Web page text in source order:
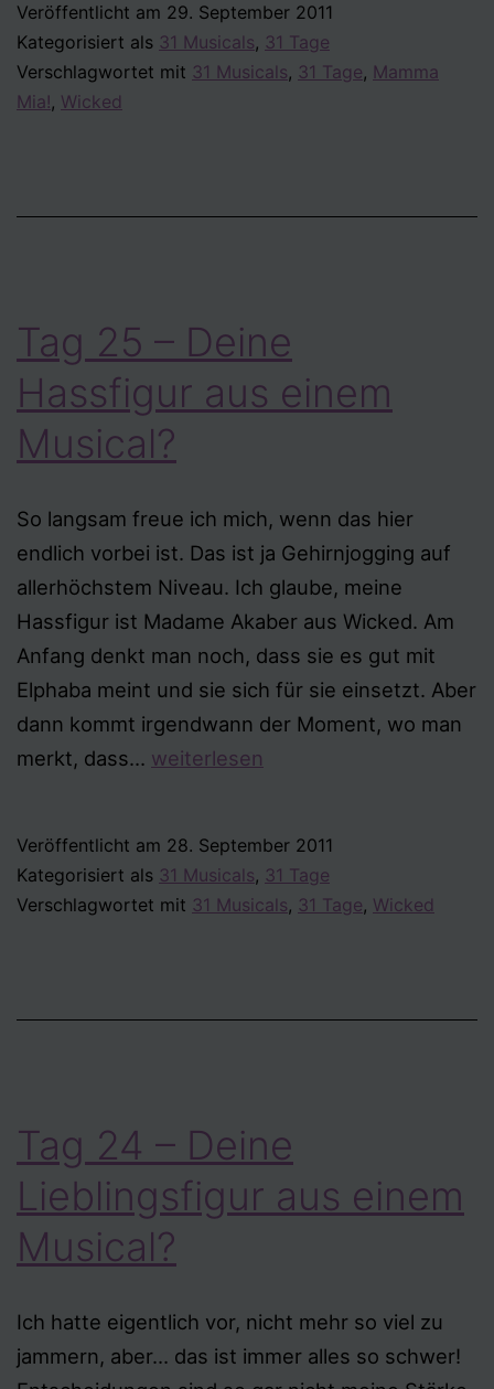
welchem
Veröffentlicht am 29. September 2011
Kategorisiert als 31 Musicals, 31 Tage
Verschlagwortet mit 31 Musicals, 31 Tage, Mamma
Mia!, Wicked
Tag 25 – Deine
Hassfigur aus einem
Musical?
So langsam freue ich mich, wenn das hier
endlich vorbei ist. Das ist ja Gehirnjogging auf
allerhöchstem Niveau. Ich glaube, meine
Hassfigur ist Madame Akaber aus Wicked. Am
Anfang denkt man noch, dass sie es gut mit
Elphaba meint und sie sich für sie einsetzt. Aber
dann kommt irgendwann der Moment, wo man
merkt, dass… Tag
Deine
Hassfigur
weiterlesen
Veröffentlicht am 28. September 2011
Kategorisiert als 31 Musicals, 31 Tage
Verschlagwortet mit 31 Musicals, 31 Tage, Wicked
Tag 24 – Deine
Lieblingsfigur aus einem
Musical?
Ich hatte eigentlich vor, nicht mehr so viel zu
jammern, aber… das ist immer alles so schwer!